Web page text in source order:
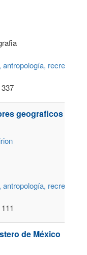
recreación
337
geograficos
recreación
111
de México